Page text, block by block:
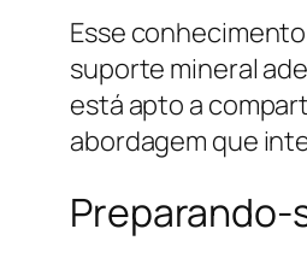
Esse
suporte mineral
está apto a
abordagem que
Preparando-